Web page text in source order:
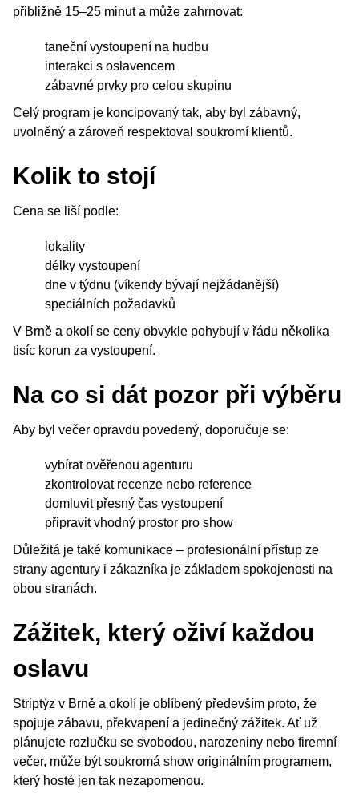
přibližně 15–25 minut a může zahrnovat:
taneční vystoupení na hudbu
interakci s oslavencem
zábavné prvky pro celou skupinu
Celý program je koncipovaný tak, aby byl zábavný,
uvolněný a zároveň respektoval soukromí klientů.
Kolik to stojí
Cena se liší podle:
lokality
délky vystoupení
dne v týdnu (víkendy bývají nejžádanější)
speciálních požadavků
V Brně a okolí se ceny obvykle pohybují v řádu několika
tisíc korun za vystoupení.
Na co si dát pozor při výběru
Aby byl večer opravdu povedený, doporučuje se:
vybírat ověřenou agenturu
zkontrolovat recenze nebo reference
domluvit přesný čas vystoupení
připravit vhodný prostor pro show
Důležitá je také komunikace – profesionální přístup ze
strany agentury i zákazníka je základem spokojenosti na
obou stranách.
Zážitek, který oživí každou
oslavu
Striptýz v Brně a okolí je oblíbený především proto, že
spojuje zábavu, překvapení a jedinečný zážitek. Ať už
plánujete rozlučku se svobodou, narozeniny nebo firemní
večer, může být soukromá show originálním programem,
který hosté jen tak nezapomenou.